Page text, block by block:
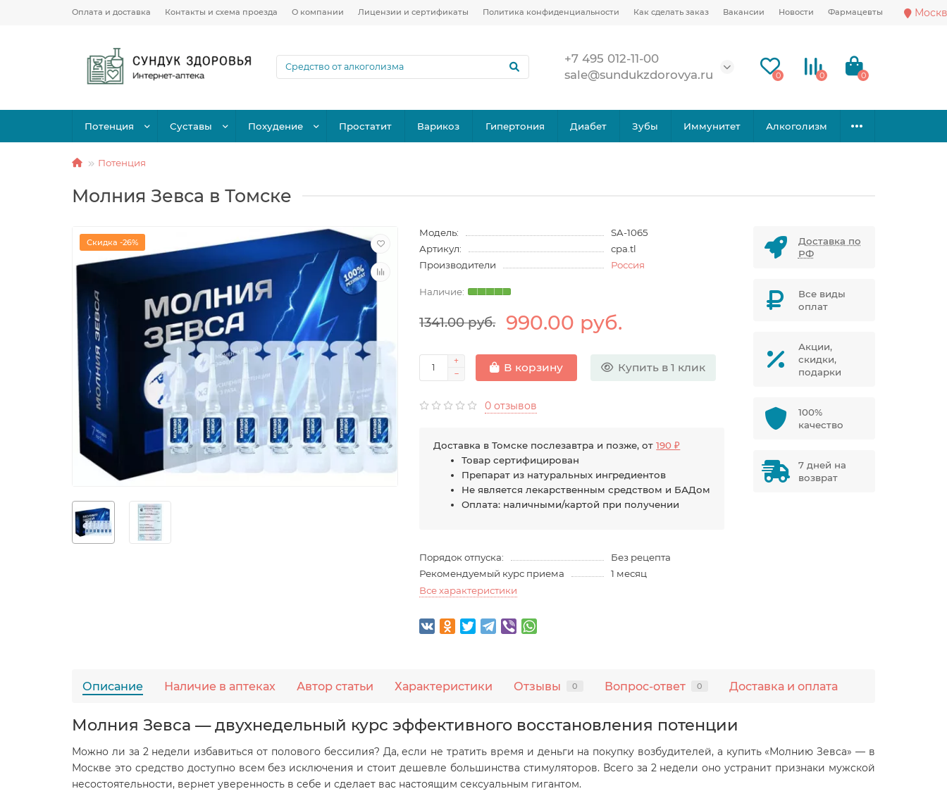
Оплата и доставка Контакты и схема проезда О компании Лицензии и сертификаты Политика конфиденциальности Как сделать заказ Вакансии Новости Фармацевты
+7 495 012-11-00
sale@sundukzdorovya.ru
0 0 0
Потенция Суставы Похудение Простатит Варикоз Гипертония Диабет Зубы Иммунитет Алкоголизм
Потенция
Молния Зевса в Томске
Скидка -26%
Модель:
SA-1065
Артикул:
cpa.tl
Производители
Россия
1341.00 руб. 990.00 руб.
В корзину Купить в 1 клик
0 отзывов
Доставка в Томске послезавтра и позже, от190 ₽
Товар сертифицирован
Препарат из натуральных ингредиентов
Не является лекарственным средством и БАДом
Оплата: наличными/картой при получении
Порядок отпуска:
Без рецепта
Рекомендуемый курс приема
1 месяц
Все характеристики
Доставка по
РФ
Все виды
оплат
Акции,
скидки,
подарки
100%
качество
7 дней на
возврат
Описание Наличие в аптеках Автор статьи Характеристики Отзывы 0 Вопрос-ответ 0 Доставка и оплата
Молния Зевса — двухнедельный курс эффективного восстановления потенции
Можно ли за 2 недели избавиться от полового бессилия? Да, если не тратить время и деньги на покупку возбудителей, а купить «Молнию Зевса» — в
Москве это средство доступно всем без исключения и стоит дешевле большинства стимуляторов. Всего за 2 недели оно устранит признаки мужской
несостоятельности, вернет уверенность в себе и сделает вас настоящим сексуальным гигантом.